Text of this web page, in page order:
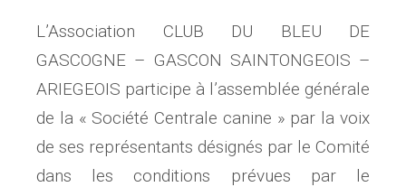
L’Association CLUB DU BLEU DE
GASCOGNE – GASCON SAINTONGEOIS –
ARIEGEOIS participe à l’assemblée générale
de la « Société Centrale canine » par la voix
de ses représentants désignés par le Comité
dans les conditions prévues par le